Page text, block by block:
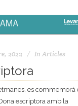
2022 In Articles
es commemorà
escriptora amb la